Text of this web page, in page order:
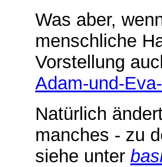
Was aber,
menschliche
Vorstellung
Adam-und-
Natürlich
manches - zu
siehe unter